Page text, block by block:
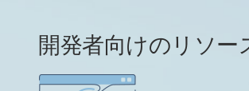
開発者向けのリソー